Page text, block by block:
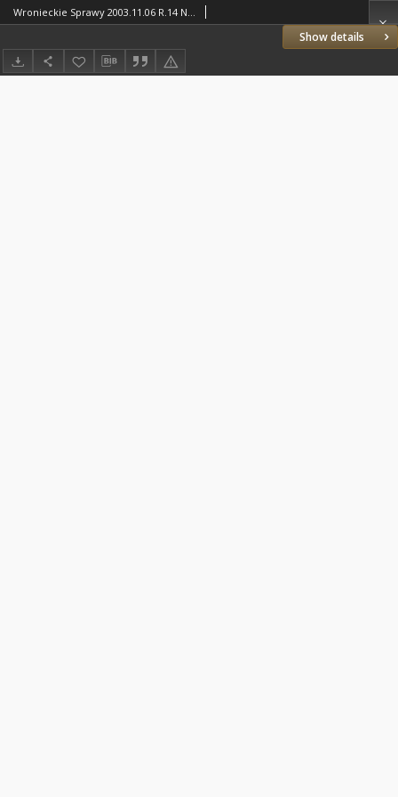
Show details
Wronieckie Sprawy 2003.11.06 R.14 Nr43(323)